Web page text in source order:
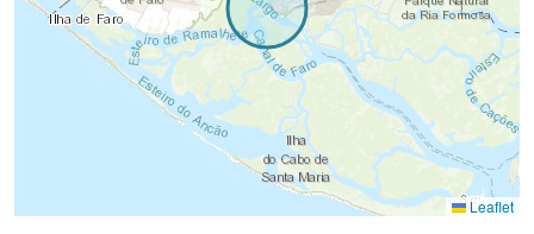
Leaflet